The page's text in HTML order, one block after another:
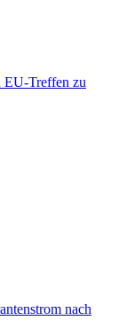
EU-Treffen zu
nach